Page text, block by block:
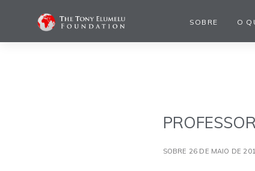
SOBRE O
SOBRE 26 DE MAIO DE